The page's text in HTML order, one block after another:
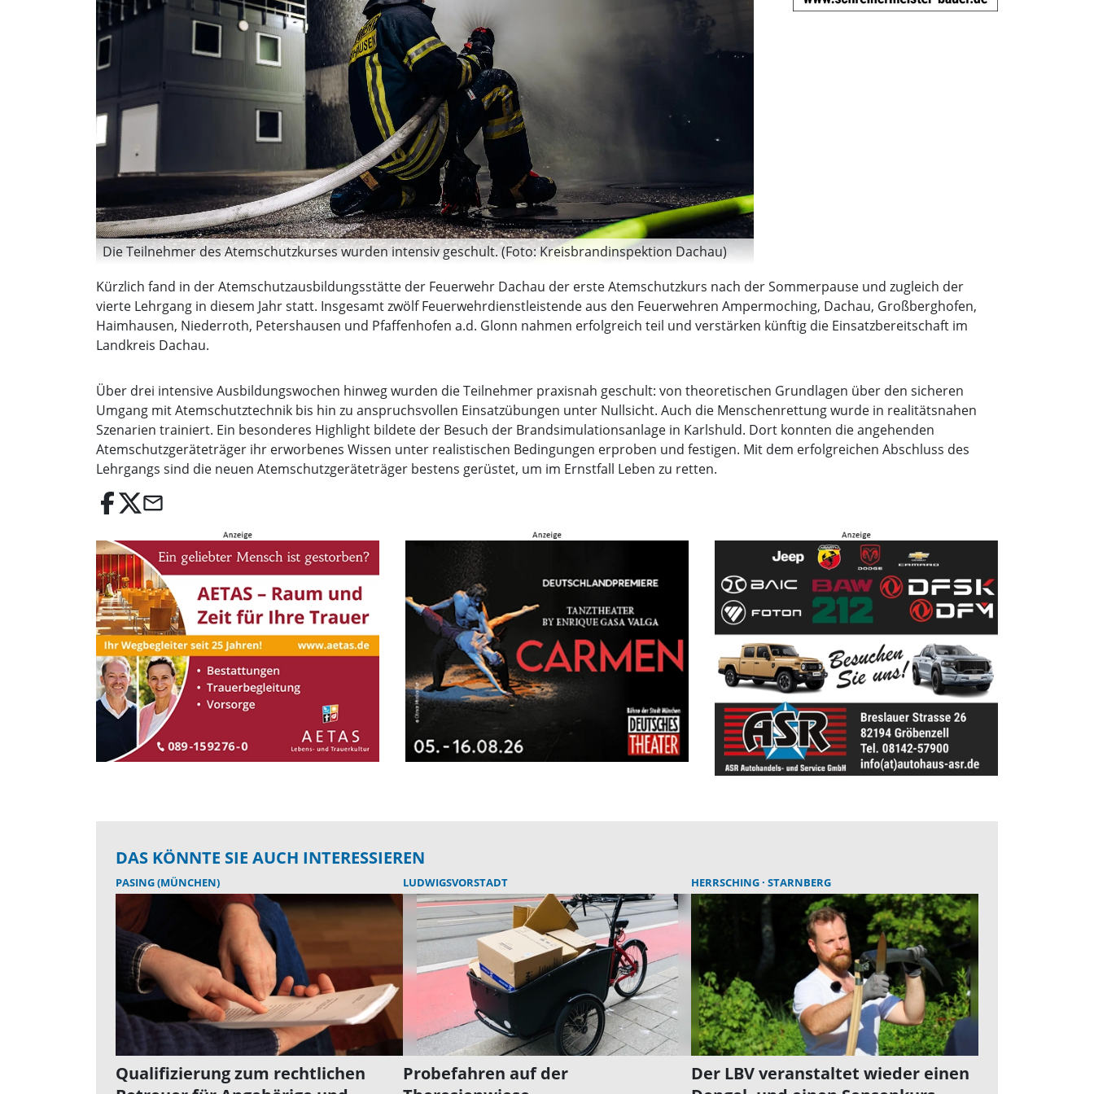
Die Teilnehmer des Atemschutzkurses wurden intensiv geschult. (Foto: Kreisbrandinspektion Dachau)
Kürzlich fand in der Atemschutzausbildungsstätte der Feuerwehr Dachau der erste Atemschutzkurs nach der Sommerpause und zugleich der
vierte Lehrgang in diesem Jahr statt. Insgesamt zwölf Feuerwehrdienstleistende aus den Feuerwehren Ampermoching, Dachau, Großberghofen,
Haimhausen, Niederroth, Petershausen und Pfaffenhofen a.d. Glonn nahmen erfolgreich teil und verstärken künftig die Einsatzbereitschaft im
Landkreis Dachau.
Über drei intensive Ausbildungswochen hinweg wurden die Teilnehmer praxisnah geschult: von theoretischen Grundlagen über den sicheren
Umgang mit Atemschutztechnik bis hin zu anspruchsvollen Einsatzübungen unter Nullsicht. Auch die Menschenrettung wurde in realitätsnahen
Szenarien trainiert. Ein besonderes Highlight bildete der Besuch der Brandsimulationsanlage in Karlshuld. Dort konnten die angehenden
Atemschutzgeräteträger ihr erworbenes Wissen unter realistischen Bedingungen erproben und festigen. Mit dem erfolgreichen Abschluss des
Lehrgangs sind die neuen Atemschutzgeräteträger bestens gerüstet, um im Ernstfall Leben zu retten.
email
DAS KÖNNTE SIE AUCH INTERESSIEREN
PASING (MÜNCHEN)
Qualifizierung zum rechtlichen
LUDWIGSVORSTADT
Probefahren auf der
HERRSCHING STARNBERG
Der LBV veranstaltet wieder einen